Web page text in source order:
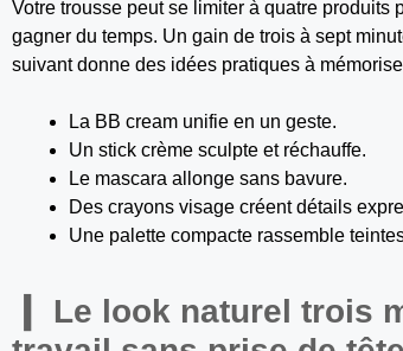
Votre trousse peut se limiter à quatre
gagner du temps. Un gain de trois à sept
suivant donne des idées pratiques à
La BB cream unifie en un geste.
Un stick crème sculpte et réchauffe.
Le mascara allonge sans bavure.
Des crayons visage créent détails
Une palette compacte rassemble
Le look naturel trois